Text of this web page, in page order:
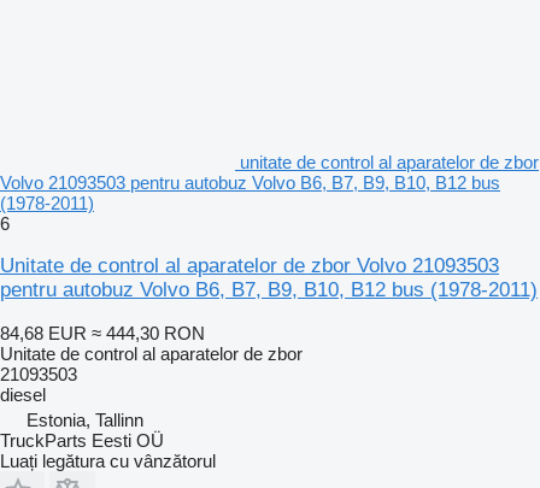
unitate de control al aparatelor de zbor
Volvo 21093503 pentru autobuz Volvo B6, B7, B9, B10, B12 bus
(1978-2011)
6
Unitate de control al aparatelor de zbor Volvo 21093503
pentru autobuz Volvo B6, B7, B9, B10, B12 bus (1978-2011)
84,68 EUR ≈ 444,30 RON
Unitate de control al aparatelor de zbor
21093503
diesel
Estonia, Tallinn
TruckParts Eesti OÜ
Luați legătura cu vânzătorul